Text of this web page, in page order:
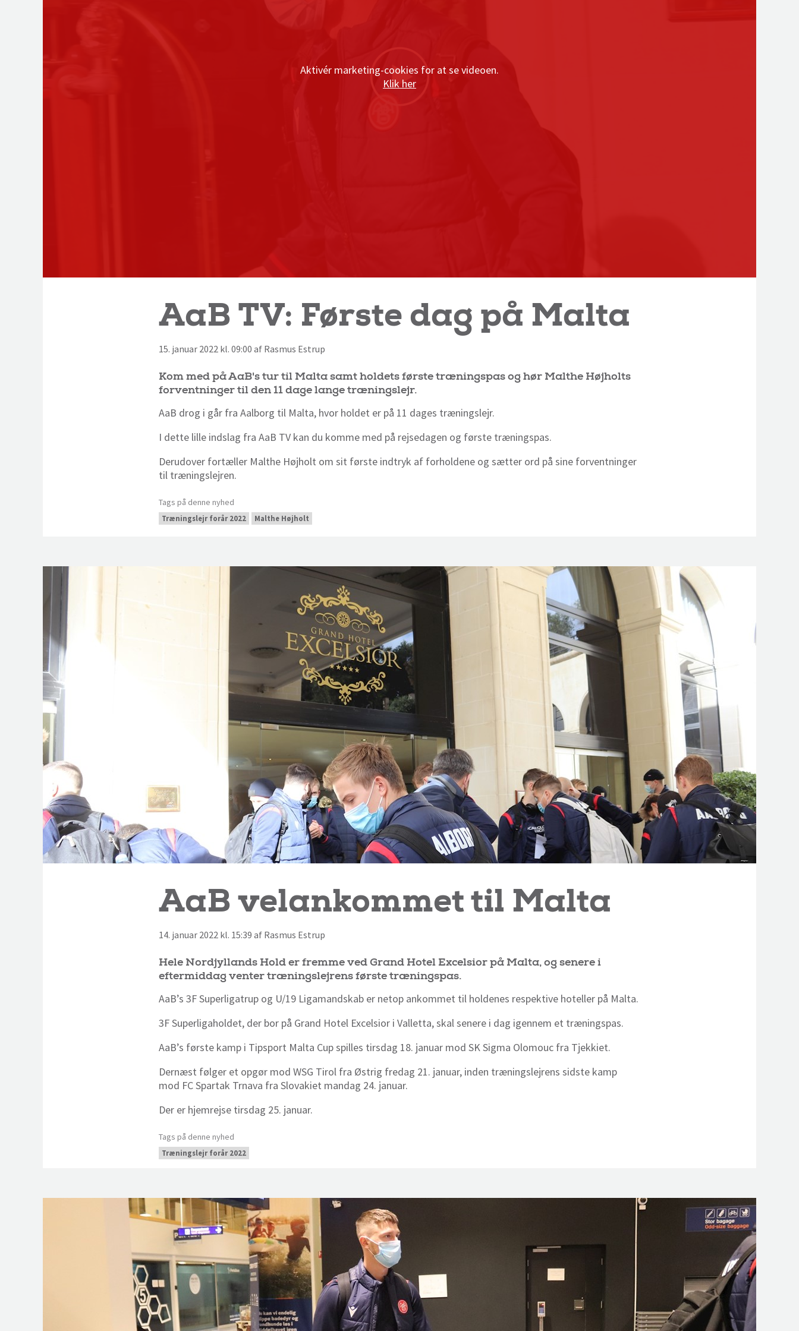
Aktivér marketing-cookies for at se videoen.
Klik her
AaB TV: Første dag på Malta
15. januar 2022 kl. 09:00 af Rasmus Estrup
Kom med på AaB's tur til Malta samt holdets første træningspas og hør Malthe Højholts
forventninger til den 11 dage lange træningslejr.
AaB drog i går fra Aalborg til Malta, hvor holdet er på 11 dages træningslejr.
I dette lille indslag fra AaB TV kan du komme med på rejsedagen og første træningspas.
Derudover fortæller Malthe Højholt om sit første indtryk af forholdene og sætter ord på sine forventninger
til træningslejren.
Tags på denne nyhed
Træningslejr forår 2022 Malthe Højholt
AaB velankommet til Malta
14. januar 2022 kl. 15:39 af Rasmus Estrup
Hele Nordjyllands Hold er fremme ved Grand Hotel Excelsior på Malta, og senere i
eftermiddag venter træningslejrens første træningspas.
AaB’s 3F Superligatrup og U/19 Ligamandskab er netop ankommet til holdenes respektive hoteller på Malta.
3F Superligaholdet, der bor på Grand Hotel Excelsior i Valletta, skal senere i dag igennem et træningspas.
AaB’s første kamp i Tipsport Malta Cup spilles tirsdag 18. januar mod SK Sigma Olomouc fra Tjekkiet.
Dernæst følger et opgør mod WSG Tirol fra Østrig fredag 21. januar, inden træningslejrens sidste kamp
mod FC Spartak Trnava fra Slovakiet mandag 24. januar.
Der er hjemrejse tirsdag 25. januar.
Tags på denne nyhed
Træningslejr forår 2022